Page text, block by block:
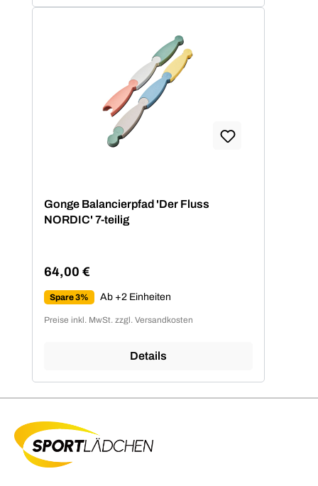
Gonge Balancierpfad 'Der Fluss
NORDIC' 7-teilig
Regulärer Preis:
64,00 €
Spare 3% Ab +2 Einheiten
Preise inkl. MwSt. zzgl. Versandkosten
Details